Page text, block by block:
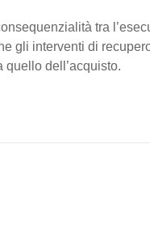
tra
gli interventi di
quello dell’acquisto.